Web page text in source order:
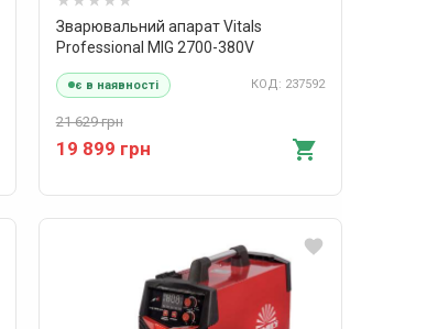
Зварювальний апарат Vitals
Professional MIG 2700-380V
є в наявності КОД: 237592
21 629 грн
19 899 грн